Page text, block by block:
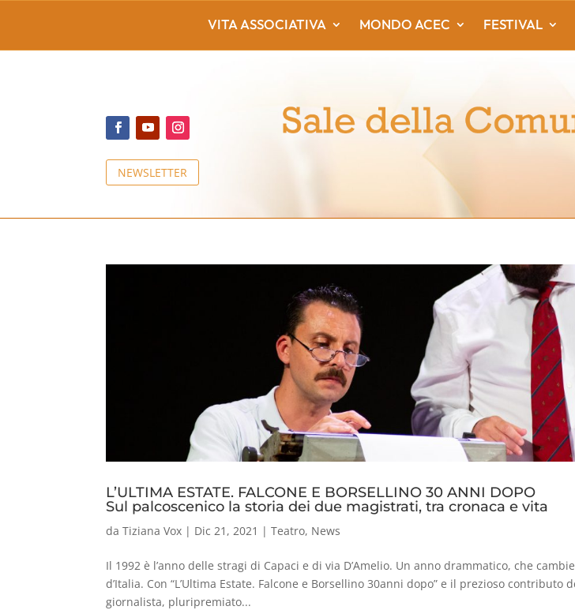
NEWSLETTER
VITA ASSOCIATIVA MONDO ACEC FESTIVAL
L’ULTIMA ESTATE. FALCONE E BORSELLINO 30 ANNI DOPO
Sul palcoscenico la storia dei due magistrati, tra cronaca e vita
daTiziana Vox | Dic 21, 2021 |Teatro, News
Il 1992 è l’anno delle stragi di Capaci e di via D’Amelio. Un anno drammatico, che
d’Italia. Con “L’Ultima Estate. Falcone e Borsellino 30anni dopo” e il prezioso contributo
giornalista, pluripremiato...